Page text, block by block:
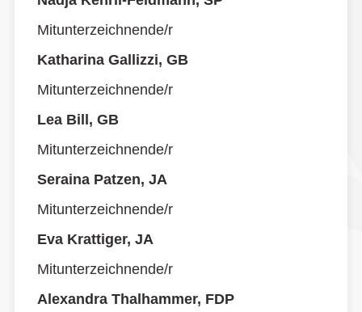
Mitunterzeichnende/r
Katharina Gallizzi, GB
Mitunterzeichnende/r
Lea Bill, GB
Mitunterzeichnende/r
Seraina Patzen, JA
Mitunterzeichnende/r
Eva Krattiger, JA
Mitunterzeichnende/r
Alexandra Thalhammer, FDP